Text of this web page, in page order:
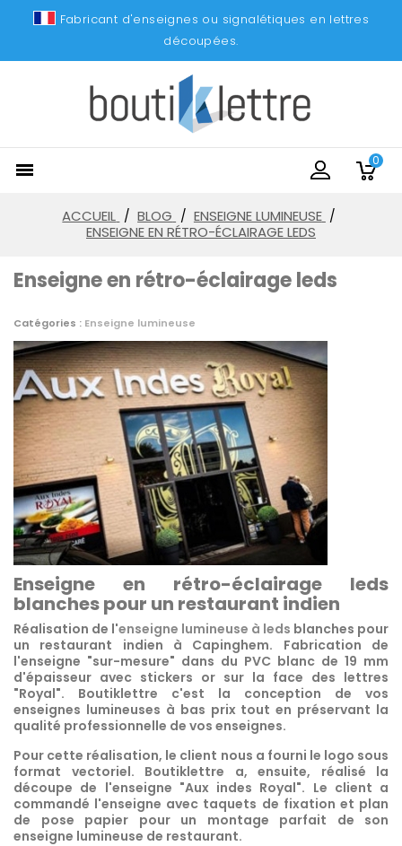
Fabricant d'enseignes ou signalétiques en lettres
découpées.
 0
ACCUEIL BLOG
ENSEIGNE LUMINEUSE
ENSEIGNE EN RÉTRO-ÉCLAIRAGE LEDS
Enseigne en rétro-éclairage leds
Catégories : Enseigne lumineuse
Enseigne en rétro-éclairage leds
blanches pour un restaurant indien
Réalisation de l'enseigne lumineuse à leds blanches pour
un restaurant indien à Capinghem. Fabrication de
l'enseigne "sur-mesure" dans du PVC blanc de 19 mm
d'épaisseur avec stickers or sur la face des lettres
"Royal". Boutiklettre c'est la conception de vos
enseignes lumineuses à bas prix tout en préservant la
qualité professionnelle de vos enseignes.
Pour cette réalisation, le client nous a fourni le logo sous
format vectoriel. Boutiklettre a, ensuite, réalisé la
découpe de l'enseigne "Aux indes Royal". Le client a
commandé l'enseigne avec taquets de fixation et plan
de pose papier pour un montage parfait de son
enseigne lumineuse de restaurant.